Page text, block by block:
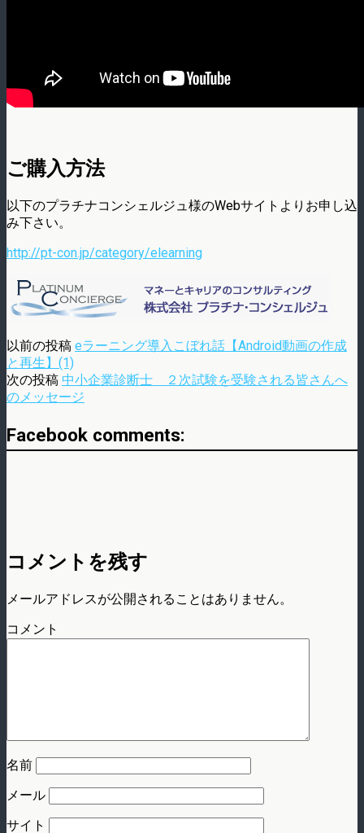
ご購入方法
以下のプラチナコンシェルジュ様のWebサイトよりお申し込
み下さい。
http://pt-con.jp/category/elearning
以前の投稿 eラーニング導入こぼれ話【Android動画の作成
と再生】(1)
次の投稿 中小企業診断士 ２次試験を受験される皆さんへ
のメッセージ
Facebook comments:
コメントを残す
メールアドレスが公開されることはありません。
コメント
名前
メール
サイト